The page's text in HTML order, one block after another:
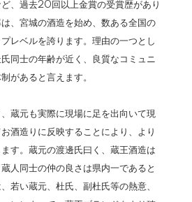
、過去20回以上金賞の受賞歴があり
、宮城の酒造を始め、数ある全国の
レベルを誇ります。理由の一つとし
同士の年齢が近く、良質なコミュニ
があると言えます。
蔵元も実際に現場に足を出向いて現
酒造りに反映することにより、より
す。蔵元の渡邊氏曰く、蔵王酒造は
人同士の仲の良さは県内一であると
若い蔵元、杜氏、副杜氏等の熱意、